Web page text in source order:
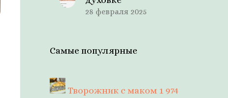
28 февраля 2025
Самые популярные
Творожник с маком 1 974